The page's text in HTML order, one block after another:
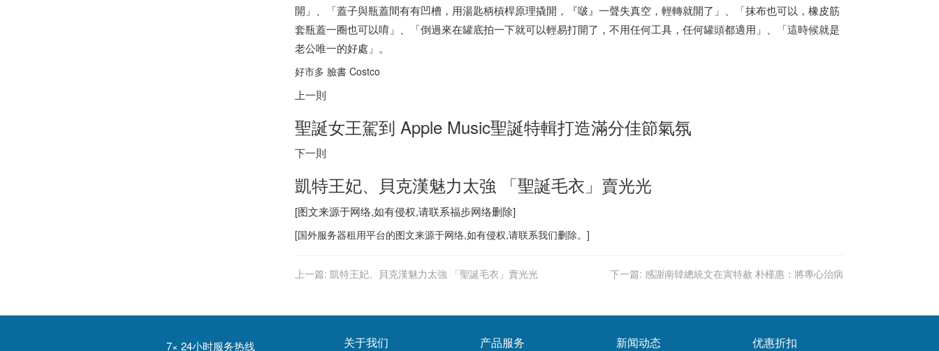
開」、「蓋子與瓶蓋間有有凹槽，用湯匙柄槓桿原理撬開，『啵』一聲失真空，輕轉就開了」、「抹布也可以，橡皮筋
套瓶蓋一圈也可以唷」、「倒過來在罐底拍一下就可以輕易打開了，不用任何工具，任何罐頭都適用」、「這時候就是
老公唯一的好處」。
好市多 臉書 Costco
上一則
聖誕女王駕到 Apple Music聖誕特輯打造滿分佳節氣氛
下一則
凱特王妃、貝克漢魅力太強 「聖誕毛衣」賣光光
[图文来源于网络,如有侵权,请联系福步网络删除]
[国外服务器租用平台的图文来源于网络,如有侵权,请联系我们删除。]
上一篇: 凱特王妃、貝克漢魅力太強 「聖誕毛衣」賣光光 下一篇: 感謝南韓總統文在寅特赦 朴槿惠：將專心治病
7× 24小时服务热线 关于我们 产品服务 新闻动态 优惠折扣